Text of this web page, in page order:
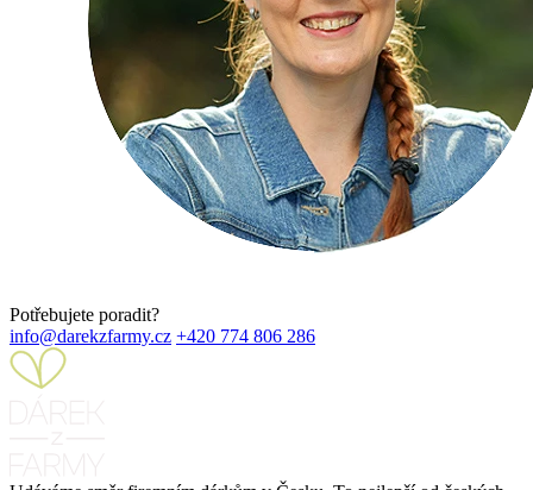
Potřebujete poradit?
info@darekzfarmy.cz +420 774 806 286